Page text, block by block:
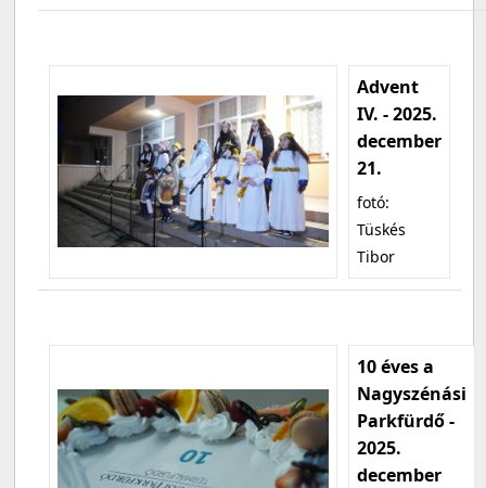
Advent
IV. - 2025.
december
21.
fotó:
Tüskés
Tibor
10 éves a
Nagyszénási
Parkfürdő -
2025.
december